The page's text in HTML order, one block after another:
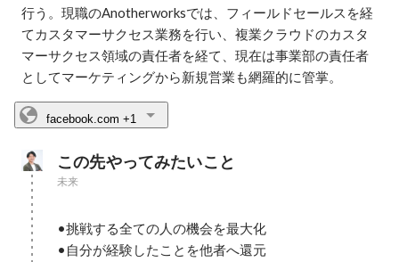
行う。現職のAnotherworksでは、フィールドセールスを経
てカスタマーサクセス業務を行い、複業クラウドのカスタ
マーサクセス領域の責任者を経て、現在は事業部の責任者
としてマーケティングから新規営業も網羅的に管掌。
facebook.com +1
この先やってみたいこと
未来
•挑戦する全ての人の機会を最大化
•自分が経験したことを他者へ還元